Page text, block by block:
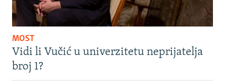
MOST
Vidi li Vučić u univerzitetu neprijatelja
broj 1?